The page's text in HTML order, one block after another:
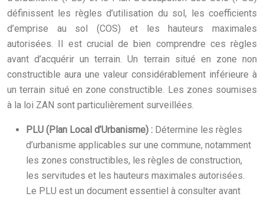
définissent les règles d’utilisation du sol, les coefficients
d’emprise au sol (COS) et les hauteurs maximales
autorisées. Il est crucial de bien comprendre ces règles
avant d’acquérir un terrain. Un terrain situé en zone non
constructible aura une valeur considérablement inférieure à
un terrain situé en zone constructible. Les zones soumises
à la loi ZAN sont particulièrement surveillées.
PLU (Plan Local d’Urbanisme) : Détermine les règles
d’urbanisme applicables sur une commune, notamment
les zones constructibles, les règles de construction,
les servitudes et les hauteurs maximales autorisées.
Le PLU est un document essentiel à consulter avant